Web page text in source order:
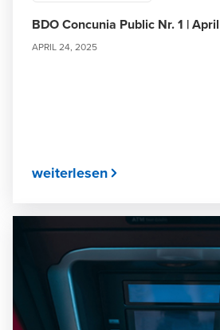
BDO Concunia Public Nr. 1 |
APRIL 24, 2025
weiterlesen